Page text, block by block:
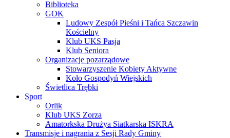
Biblioteka
GOK
Ludowy Zespół Pieśni i Tańca Szczawin
Kościelny
Klub UKS Pasja
Klub Seniora
Organizacje pozarządowe
Stowarzyszenie Kobiety Aktywne
Koło Gospodyń Wiejskich
Świetlica Trębki
Sport
Orlik
Klub UKS Zorza
Amatorkska Drużya Siatkarska ISKRA
Transmisje i nagrania z Sesji Rady Gminy